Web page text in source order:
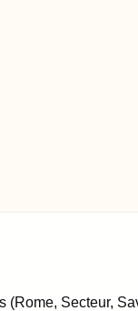
(Rome, Secteur,